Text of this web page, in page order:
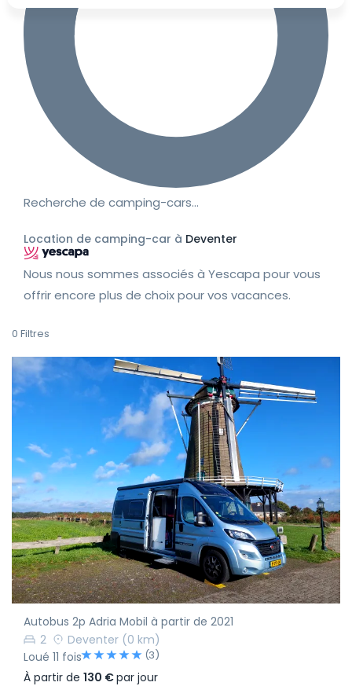
Recherche de camping-cars…
Location de camping-car à Deventer
Nous nous sommes associés à Yescapa pour vous
offrir encore plus de choix pour vos vacances.
0 Filtres
Autobus 2p Adria Mobil à partir de 2021
2
Deventer (0 km)
Loué 11 fois
(3)
À partir de 130 €par jour